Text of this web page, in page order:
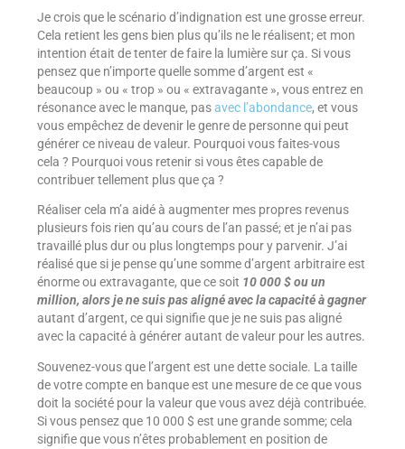
Je crois que le scénario d’indignation est une grosse erreur.
Cela retient les gens bien plus qu’ils ne le réalisent; et mon
intention était de tenter de faire la lumière sur ça. Si vous
pensez que n’importe quelle somme d’argent est «
beaucoup » ou « trop » ou « extravagante », vous entrez en
résonance avec le manque, pasavec l’abondance, et vous
vous empêchez de devenir le genre de personne qui peut
générer ce niveau de valeur. Pourquoi vous faites-vous
cela ? Pourquoi vous retenir si vous êtes capable de
contribuer tellement plus que ça ?
Réaliser cela m’a aidé à augmenter mes propres revenus
plusieurs fois rien qu’au cours de l’an passé; et je n’ai pas
travaillé plus dur ou plus longtemps pour y parvenir. J’ai
réalisé que si je pense qu’une somme d’argent arbitraire est
énorme ou extravagante, que ce soit 10 000 $ ou un
million, alors je ne suis pas aligné avec la capacité à gagner
autant d’argent, ce qui signifie que je ne suis pas aligné
avec la capacité à générer autant de valeur pour les autres.
Souvenez-vous que l’argent est une dette sociale. La taille
de votre compte en banque est une mesure de ce que vous
doit la société pour la valeur que vous avez déjà contribuée.
Si vous pensez que 10 000 $ est une grande somme; cela
signifie que vous n’êtes probablement en position de